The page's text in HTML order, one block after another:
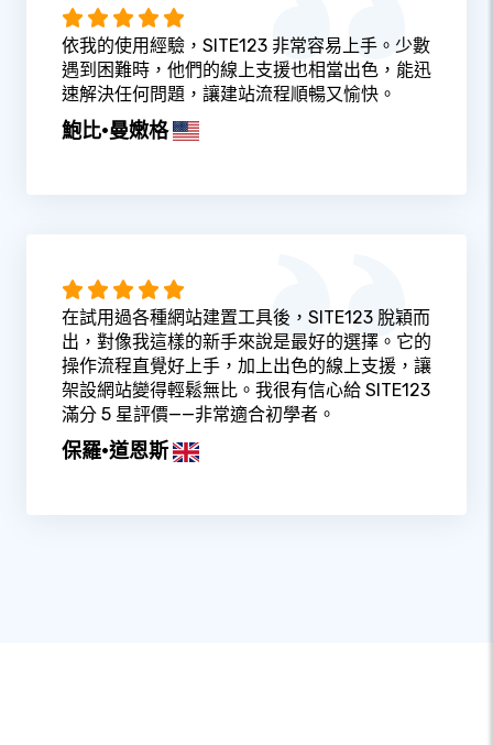
依我的使用經驗，SITE123 非常容易上手。少數
遇到困難時，他們的線上支援也相當出色，能迅
速解決任何問題，讓建站流程順暢又愉快。
鮑比·曼嫩格
在試用過各種網站建置工具後，SITE123 脫穎而
出，對像我這樣的新手來說是最好的選擇。它的
操作流程直覺好上手，加上出色的線上支援，讓
架設網站變得輕鬆無比。我很有信心給 SITE123
滿分 5 星評價——非常適合初學者。
保羅·道恩斯